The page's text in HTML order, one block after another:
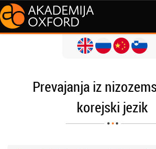
Prevajanja iz
korejski jezik